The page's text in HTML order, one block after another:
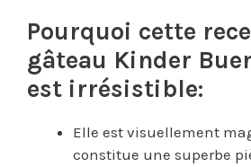
Pourquoi cette
gâteau Kinder
est irrésistible:
Elle est visuellement
constitue une superbe